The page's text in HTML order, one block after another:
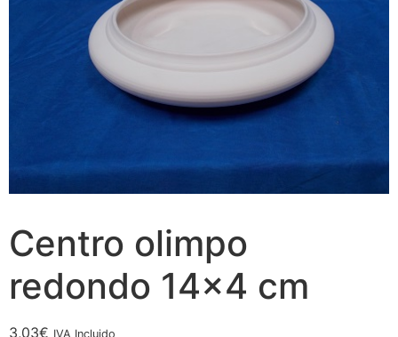
Centro olimpo
redondo 14×4 cm
3,03€ IVA Incluido